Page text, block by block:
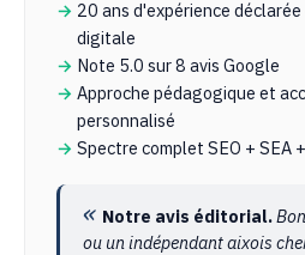
20 ans d'expérience
digitale
Note 5.0 sur 8 avis Google
Approche pédagogique et
personnalisé
Spectre complet SEO + SEA
Notre avis éditorial.
ou un indépendant aixois